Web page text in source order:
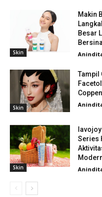
Skin
Makin
Besar
Skin
Tampil
Coppen
Skin
lavojoy
Series